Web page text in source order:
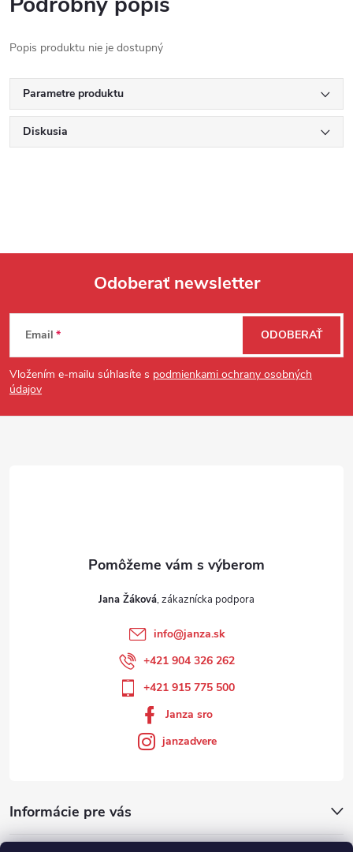
Popis produktu nie je dostupný
Parametre produktu
Diskusia
Zápätie
Odoberať newsletter
Email
Vložením e-mailu súhlasíte s podmienkami ochrany osobných
údajov
ODOBERAŤ
Informácie pre vás
Jana Žáková
info@janza.sk
+421 904 326 262
+421 915 775 500
Janza sro
janzadvere